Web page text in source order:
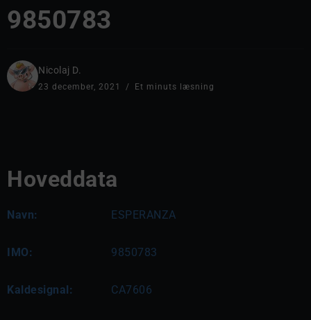
9850783
Nicolaj D.
23 december, 2021 Et minuts læsning
Hoveddata
Navn: ESPERANZA
IMO: 9850783
Kaldesignal: CA7606